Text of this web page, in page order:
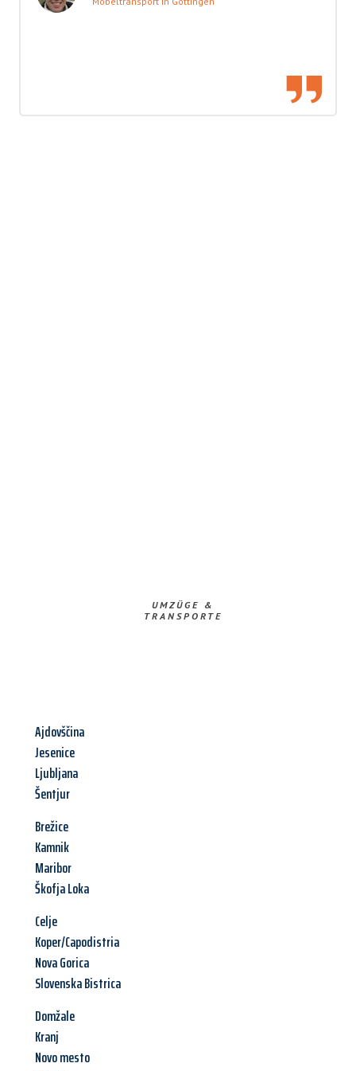
UMZÜGE &
TRANSPORTE
Ajdovščina
Jesenice
Ljubljana
Šentjur
Brežice
Kamnik
Maribor
Škofja Loka
Celje
Koper/Capodistria
Nova Gorica
Slovenska Bistrica
Domžale
Kranj
Novo mesto